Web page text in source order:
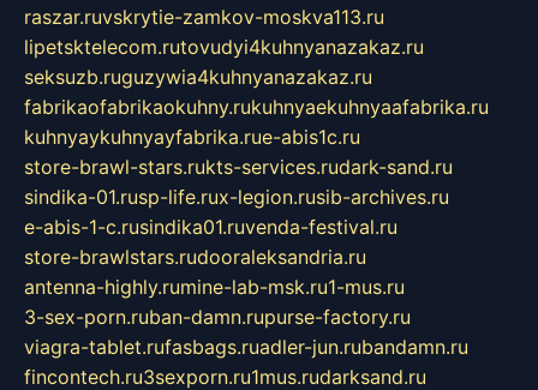
raszar.ruvskrytie-zamkov-moskva113.ru
lipetsktelecom.rutovudyi4kuhnyanazakaz.ru
seksuzb.ruguzywia4kuhnyanazakaz.ru
fabrikaofabrikaokuhny.rukuhnyaekuhnyaafabrika.ru
kuhnyaykuhnyayfabrika.rue-abis1c.ru
store-brawl-stars.rukts-services.rudark-sand.ru
sindika-01.rusp-life.rux-legion.rusib-archives.ru
e-abis-1-c.rusindika01.ruvenda-festival.ru
store-brawlstars.rudooraleksandria.ru
antenna-highly.rumine-lab-msk.ru1-mus.ru
3-sex-porn.ruban-damn.rupurse-factory.ru
viagra-tablet.rufasbags.ruadler-jun.rubandamn.ru
fincontech.ru3sexporn.ru1mus.rudarksand.ru